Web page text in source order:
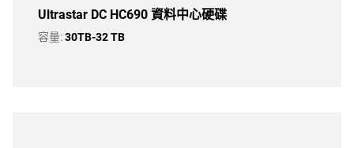
Ultrastar DC HC690 資料中心硬碟
容量:30TB-32 TB